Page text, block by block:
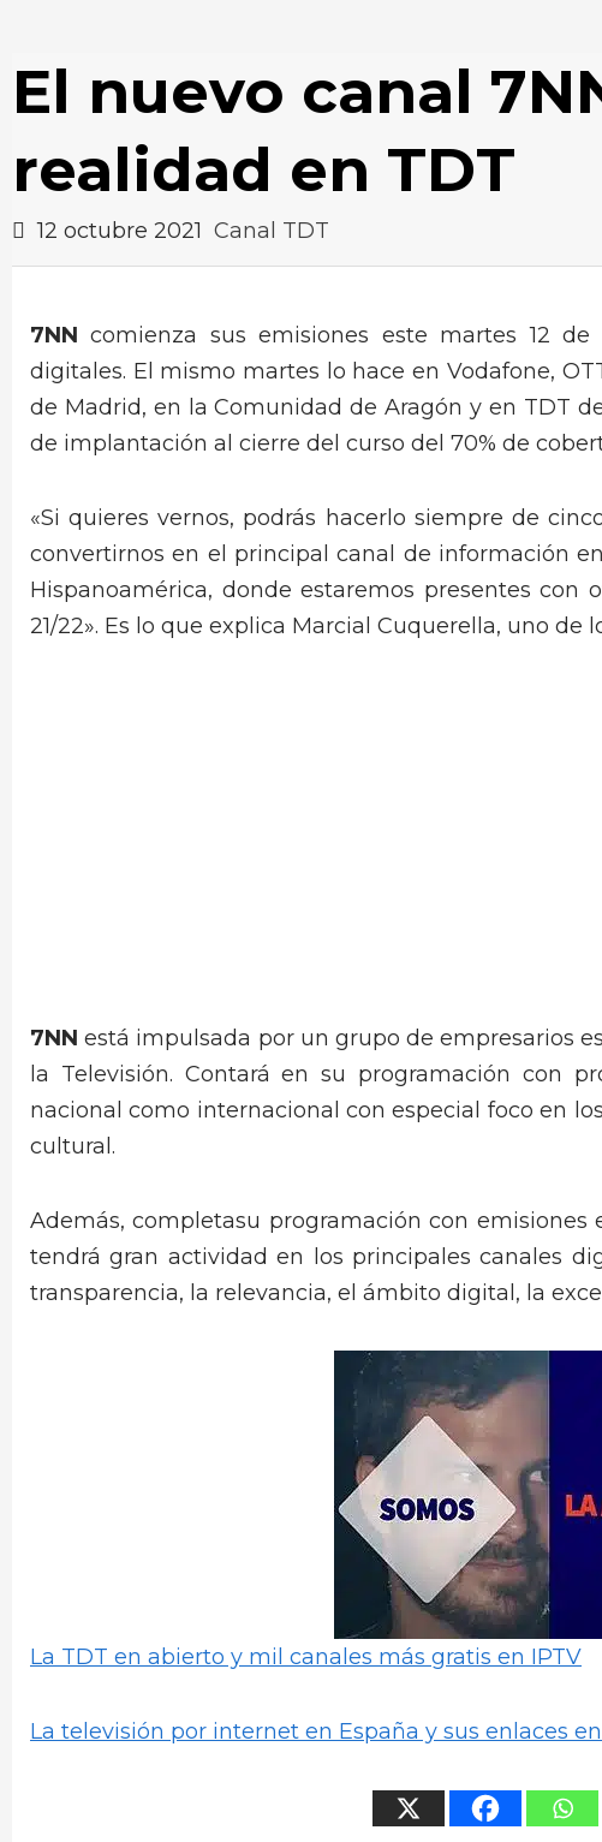
El nuevo canal
realidad en TDT
12 octubre 2021 Canal TDT
7NN comienza sus emisiones este martes 12
digitales. El mismo martes lo hace en Vodafone,
de Madrid, en la Comunidad de Aragón y en TDT
de implantación al cierre del curso del 70% de
«Si quieres vernos, podrás hacerlo siempre de
convertirnos en el principal canal de información
Hispanoamérica, donde estaremos presentes
21/22». Es lo que explica Marcial Cuquerella, uno de
7NN está impulsada por un grupo de empresarios
la Televisión. Contará en su programación con
nacional como internacional con especial foco en
cultural.
Además, completasu programación con
tendrá gran actividad en los principales canales
transparencia, la relevancia, el ámbito digital, la
La TDT en abierto y mil canales más gratis en IPTV
La televisión por internet en España y sus enlaces